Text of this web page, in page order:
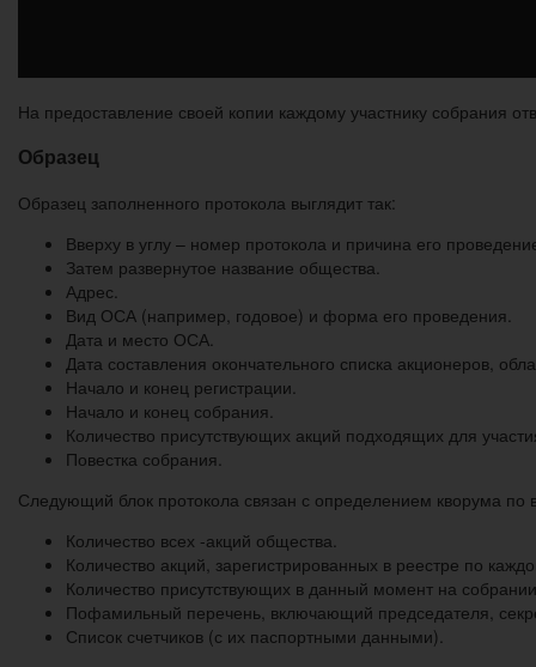
На предоставление своей копии каждому участнику собрания
Образец
Образец заполненного протокола выглядит так:
Вверху в углу – номер протокола и причина его
Затем развернутое название общества.
Адрес.
Вид ОСА (например, годовое) и форма его проведения.
Дата и место ОСА.
Дата составления окончательного списка акционеров,
Начало и конец регистрации.
Начало и конец собрания.
Количество присутствующих акций подходящих для
Повестка собрания.
Следующий блок протокола связан с определением кворума
Количество всех -акций общества.
Количество акций, зарегистрированных в реестре по
Количество присутствующих в данный момент на
Пофамильный перечень, включающий председателя,
Список счетчиков (с их паспортными данными).